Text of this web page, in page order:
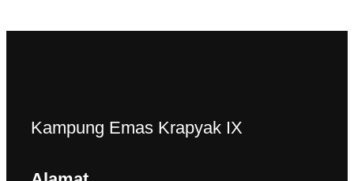
Kampung Emas Krapyak IX